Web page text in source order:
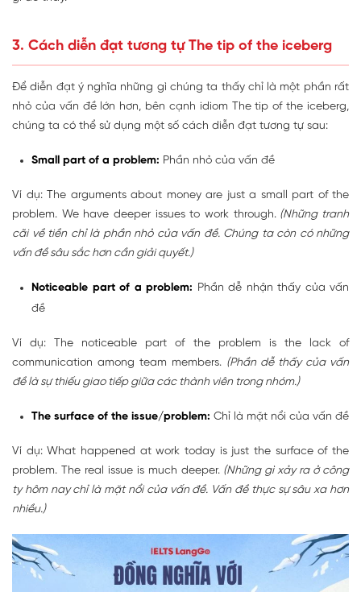
3. Cách diễn đạt tương tự The tip of the iceberg
Để diễn đạt ý nghĩa những gì chúng ta thấy chỉ là một phần rất
nhỏ của vấn đề lớn hơn, bên cạnh idiom The tip of the iceberg,
chúng ta có thể sử dụng một số cách diễn đạt tương tự sau:
Small part of a problem: Phần nhỏ của vấn đề
Ví dụ: The arguments about money are just a small part of the
problem. We have deeper issues to work through.(Những tranh
cãi về tiền chỉ là phần nhỏ của vấn đề. Chúng ta còn có những
vấn đề sâu sắc hơn cần giải quyết.)
Noticeable part of a problem: Phần dễ nhận thấy của vấn
đề
Ví dụ: The noticeable part of the problem is the lack of
communication among team members. (Phần dễ thấy của vấn
đề là sự thiếu giao tiếp giữa các thành viên trong nhóm.)
The surface of the issue/problem: Chỉ là mặt nổi của vấn đề
Ví dụ: What happened at work today is just the surface of the
problem. The real issue is much deeper. (Những gì xảy ra ở công
ty hôm nay chỉ là mặt nổi của vấn đề. Vấn đề thực sự sâu xa hơn
nhiều.)